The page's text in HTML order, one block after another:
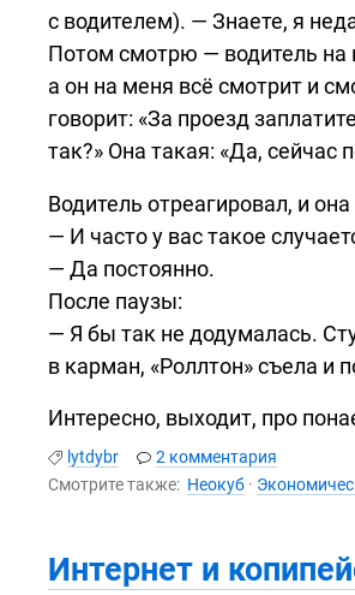
с водителем). — Знаете, я
Потом смотрю — водитель на
а он на меня всё смотрит и
говорит: «За проезд
так?» Она такая: «Да, сейчас
Водитель отреагировал, и она
— И часто у вас такое
— Да постоянно.
После паузы:
— Я бы так не додумалась.
в карман, «Роллтон» съела и
Интересно, выходит, про
lytdybr
2 комментария
Смотрите также: Неокуб ·
Интернет и